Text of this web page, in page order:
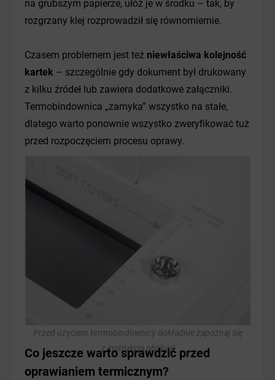
na grubszym papierze, ułóż je w środku – tak, by
rozgrzany klej rozprowadził się równomiernie.
Czasem problemem jest też niewłaściwa kolejność
kartek – szczególnie gdy dokument był drukowany
z kilku źródeł lub zawiera dodatkowe załączniki.
Termobindownica „zamyka” wszystko na stałe,
dlatego warto ponownie wszystko zweryfikować tuż
przed rozpoczęciem procesu oprawy.
Przed użyciem termobindownicy dokładnie zapoznaj się
z instrukcją obsługi
Co jeszcze warto sprawdzić przed
oprawianiem termicznym?